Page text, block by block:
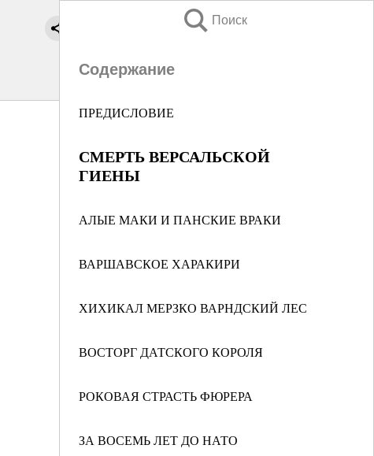
Поиск
Содержание
ПРЕДИСЛОВИЕ
СМЕРТЬ ВЕРСАЛЬСКОЙ
ГИЕНЫ
АЛЫЕ МАКИ И ПАНСКИЕ ВРАКИ
ВАРШАВСКОЕ ХАРАКИРИ
ХИХИКАЛ МЕРЗКО ВАРНДСКИЙ ЛЕС
ВОСТОРГ ДАТСКОГО КОРОЛЯ
РОКОВАЯ СТРАСТЬ ФЮРЕРА
ЗА ВОСЕМЬ ЛЕТ ДО НАТО